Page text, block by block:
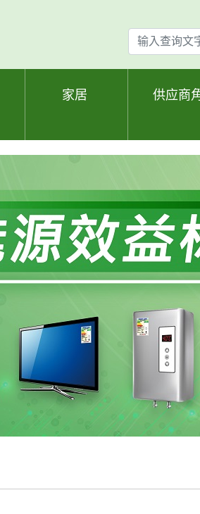
输
入
查
家居 供应商